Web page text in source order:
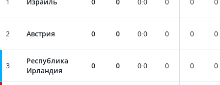
2 Австрия 0 0 0:0 0 0 0
3
Республика
Ирландия
0 0 0:0 0 0 0